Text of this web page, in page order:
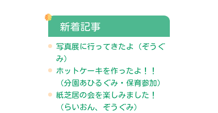
新着記事
写真展に行ってきたよ（ぞうぐ
み）
ホットケーキを作ったよ！！
（分園あひるぐみ・保育参加）
紙芝居の会を楽しみました！
（らいおん、ぞうぐみ）